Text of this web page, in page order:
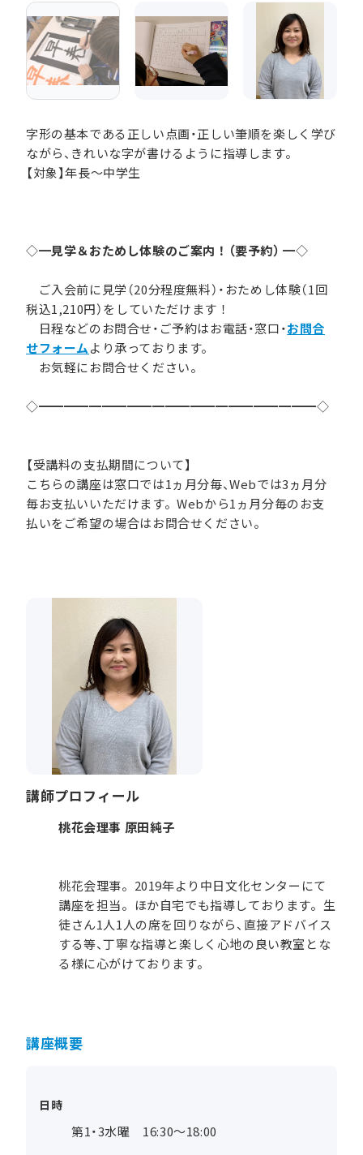
字形の基本である正しい点画・正しい筆順を楽しく学び
ながら、きれいな字が書けるように指導します。
【対象】年長～中学生
◇━見学＆おためし体験のご案内！（要予約） ━◇
ご入会前に見学（20分程度無料）・おためし体験（1回
税込1,210円）をしていただけます！
日程などのお問合せ・ご予約はお電話・窓口・お問合
せフォームより承っております。
お気軽にお問合せください。
◇━━━━━━━━━━━━━━━━━━━━━━◇
【受講料の支払期間について】
こちらの講座は窓口では1ヵ月分毎、Webでは3ヵ月分
毎お支払いいただけます。Webから1ヵ月分毎のお支
払いをご希望の場合はお問合せください。
講師プロフィール
桃花会理事 原田純子
桃花会理事。2019年より中日文化センターにて
講座を担当。ほか自宅でも指導しております。生
徒さん1人1人の席を回りながら、直接アドバイス
する等、丁寧な指導と楽しく心地の良い教室とな
る様に心がけております。
講座概要
日時
第1・3水曜 16:30～18:00